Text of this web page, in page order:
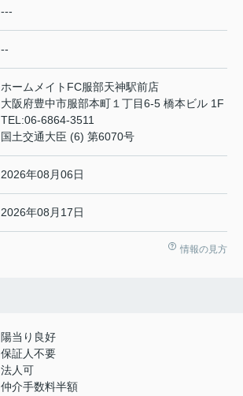
---
--
ホームメイトFC服部天神駅前店
大阪府豊中市服部本町１丁目6-5 橋本ビル 1F
TEL:06-6864-3511
国土交通大臣 (6) 第6070号
2026年08月06日
2026年08月17日
情報の見方
陽当り良好
保証人不要
法人可
仲介手数料半額